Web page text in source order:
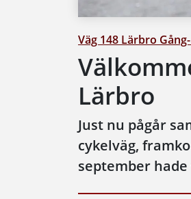
Väg 148 Lärbro
Lärbro
Just nu pågår
cykelväg,
september